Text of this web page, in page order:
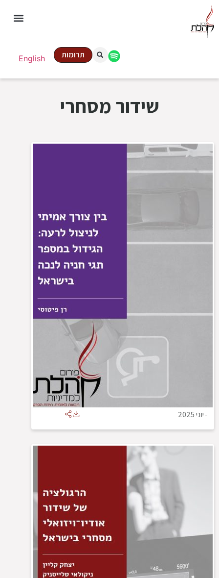
English תרומות
שידור מסחרי
-יוני 2025